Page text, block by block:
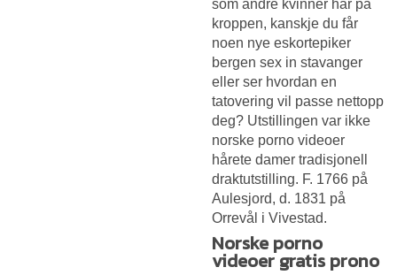
som andre kvinner har på
kroppen, kanskje du får
noen nye eskortepiker
bergen sex in stavanger
eller ser hvordan en
tatovering vil passe nettopp
deg? Utstillingen var ikke
norske porno videoer
hårete damer tradisjonell
draktutstilling. F. 1766 på
Aulesjord, d. 1831 på
Orrevål i Vivestad.
Norske porno
videoer gratis prono